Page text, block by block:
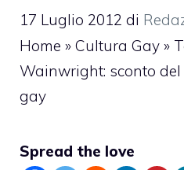
17 Luglio 2012 di
Home » Cultura Gay »
Wainwright: sconto
gay
Spread the love